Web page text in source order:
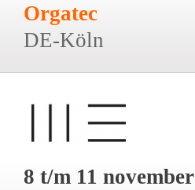
Orgatec
DE-Köln
8 t/m 11 november